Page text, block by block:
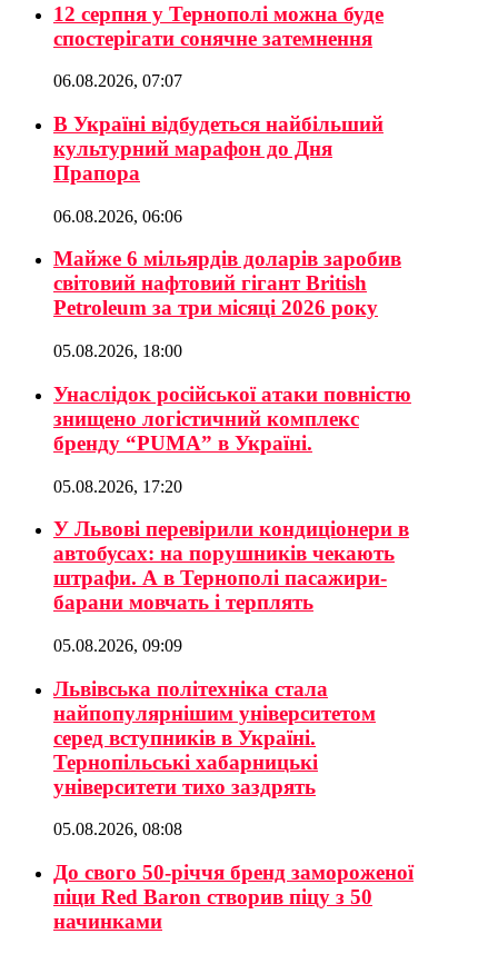
12 серпня у Тернополі можна буде
спостерігати сонячне затемнення
06.08.2026, 07:07
В Україні відбудеться найбільший
культурний марафон до Дня
Прапора
06.08.2026, 06:06
Майже 6 мільярдів доларів заробив
світовий нафтовий гігант British
Petroleum за три місяці 2026 року
05.08.2026, 18:00
Унаслідок російської атаки повністю
знищено логістичний комплекс
бренду “PUMA” в Україні.
05.08.2026, 17:20
У Львові перевірили кондиціонери в
автобусах: на порушників чекають
штрафи. А в Тернополі пасажири-
барани мовчать і терплять
05.08.2026, 09:09
Львівська політехніка стала
найпопулярнішим університетом
серед вступників в Україні.
Тернопільські хабарницькі
університети тихо заздрять
05.08.2026, 08:08
До свого 50-річчя бренд замороженої
піци Red Baron створив піцу з 50
начинками